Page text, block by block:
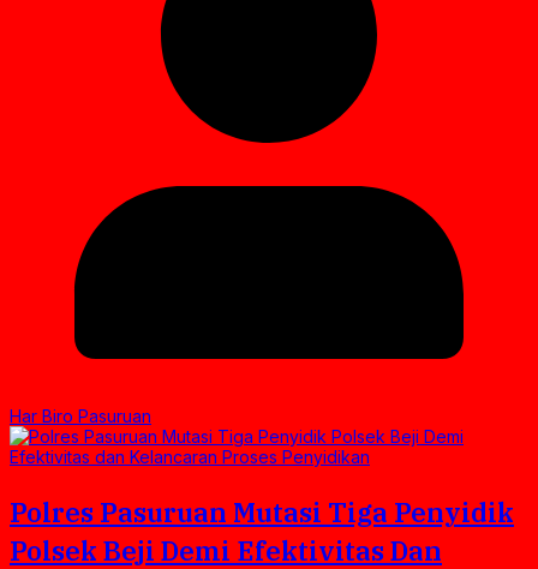
Har Biro Pasuruan
Polres Pasuruan Mutasi Tiga Penyidik
Polsek Beji Demi Efektivitas Dan